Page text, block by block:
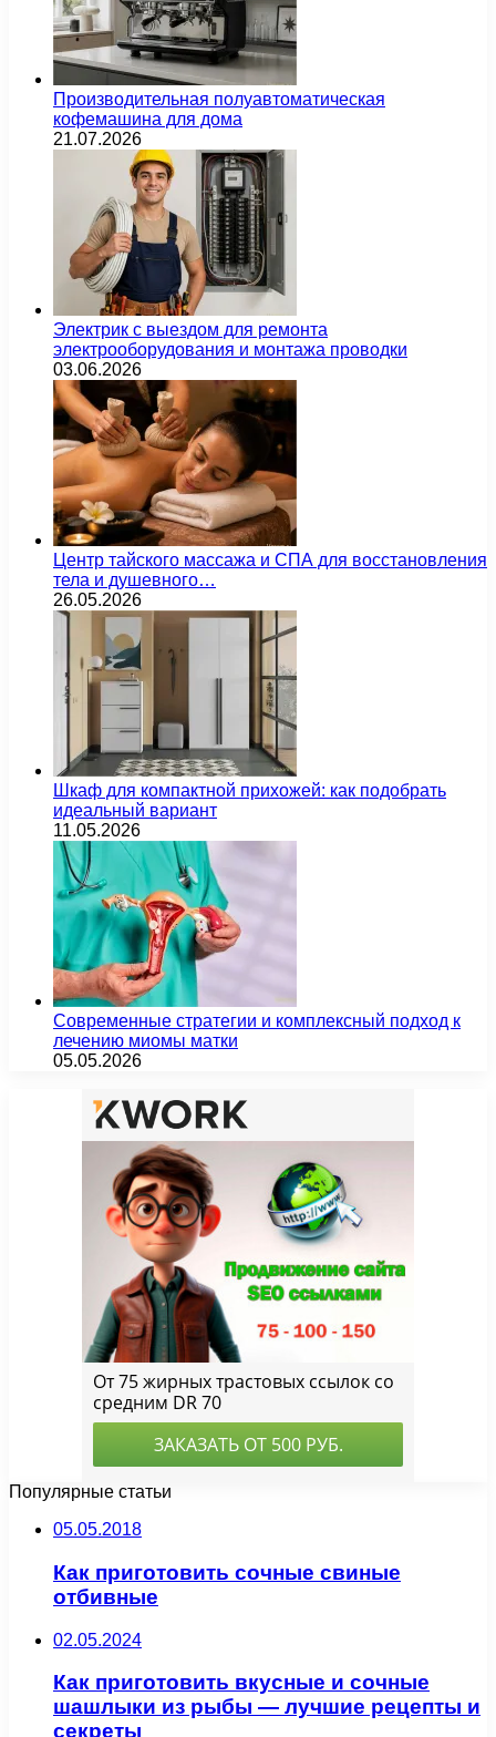
Производительная полуавтоматическая
кофемашина для дома
21.07.2026
Электрик с выездом для ремонта
электрооборудования и монтажа проводки
03.06.2026
Центр тайского массажа и СПА для восстановления
тела и душевного…
26.05.2026
Шкаф для компактной прихожей: как подобрать
идеальный вариант
11.05.2026
Современные стратегии и комплексный подход к
лечению миомы матки
05.05.2026
Популярные статьи
05.05.2018
Как приготовить сочные свиные
отбивные
02.05.2024
Как приготовить вкусные и сочные
шашлыки из рыбы — лучшие рецепты и
секреты